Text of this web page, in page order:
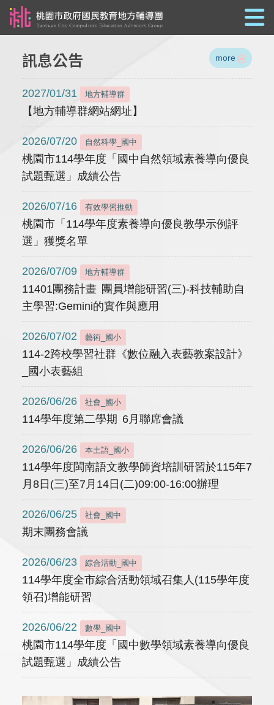
訊息公告 more
2027/01/31 地方輔導群
【地方輔導群網站網址】
2026/07/20 自然科學_國中
桃園市114學年度「國中自然領域素養導向優良
試題甄選」成績公告
2026/07/16 有效學習推動
桃園市「114學年度素養導向優良教學示例評
選」獲獎名單
2026/07/09 地方輔導群
11401團務計畫 團員增能研習(三)-科技輔助自
主學習:Gemini的實作與應用
2026/07/02 藝術_國小
114-2跨校學習社群《數位融入表藝教案設計》
_國小表藝組
2026/06/26 社會_國小
114學年度第二學期 6月聯席會議
2026/06/26 本土語_國小
114學年度閩南語文教學師資培訓研習於115年7
月8日(三)至7月14日(二)09:00-16:00辦理
2026/06/25 社會_國中
期末團務會議
2026/06/23 綜合活動_國中
114學年度全市綜合活動領域召集人(115學年度
領召)增能研習
2026/06/22 數學_國中
桃園市114學年度「國中數學領域素養導向優良
試題甄選」成績公告